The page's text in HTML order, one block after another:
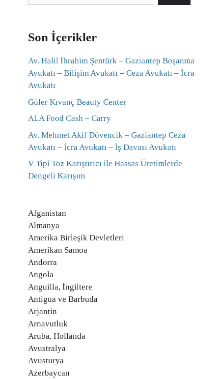
Son İçerikler
Av. Halil İbrahim Şentürk – Gaziantep Boşanma
Avukatı – Bilişim Avukatı – Ceza Avukatı – İcra
Avukatı
Güler Kıvanç Beauty Center
ALA Food Cash – Carry
Av. Mehmet Akif Dövencik – Gaziantep Ceza
Avukatı – İcra Avukatı – İş Davası Avukatı
V Tipi Toz Karıştırıcı ile Hassas Üretimlerde
Dengeli Karışım
Afganistan
Almanya
Amerika Birleşik Devletleri
Amerikan Samoa
Andorra
Angola
Anguilla, İngiltere
Antigua ve Barbuda
Arjantin
Arnavutluk
Aruba, Hollanda
Avustralya
Avusturya
Azerbaycan